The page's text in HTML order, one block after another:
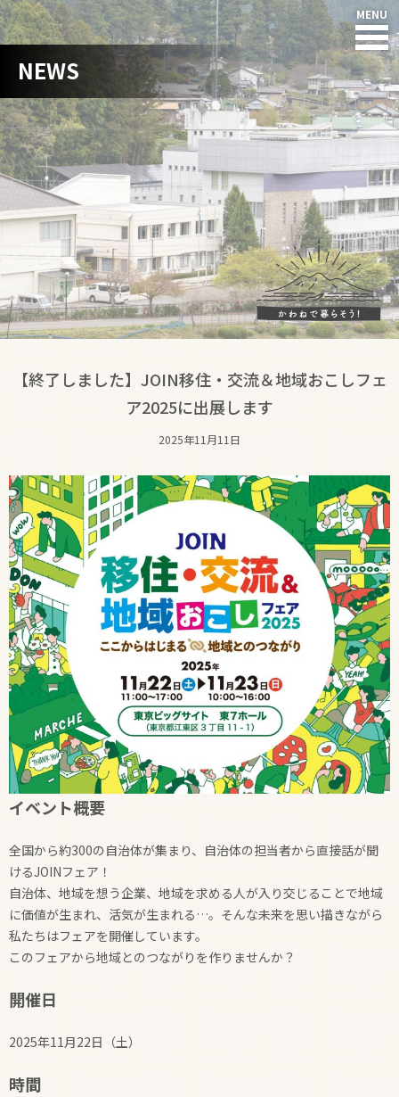
HOME
NEWS
川根本町って?
川根の人たち
住まい
仕事
暮らし
支援制度
NEWS
【終了しました】JOIN移住・交流＆地域おこしフェ
ア2025に出展します
2025年11月11日
イベント概要
全国から約300の自治体が集まり、自治体の担当者から直接話が聞
けるJOINフェア！
自治体、地域を想う企業、地域を求める人が入り交じることで地域
に価値が生まれ、活気が生まれる…。そんな未来を思い描きながら
私たちはフェアを開催しています。
このフェアから地域とのつながりを作りませんか？
開催日
2025年11月22日（土）
時間